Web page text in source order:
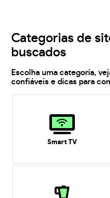
Categorias de
buscados
Escolha uma categoria,
confiáveis e dicas para
Smart TV